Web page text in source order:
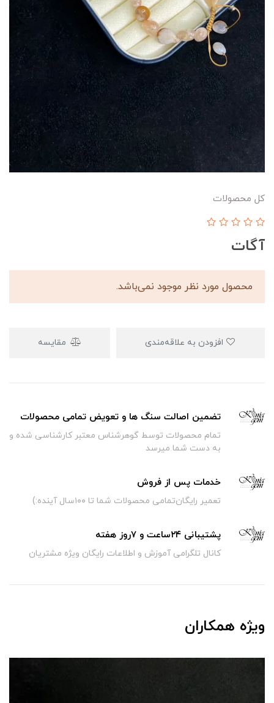
کل محصولات
آگات
محصول مورد نظر موجود نمی‌باشد.
مقایسه
تضمین اصالت سنگ ها و تعویض تمامی محصولات
تمام محصولات توسط گوهرشناس معتبر کارشناسی شده و
به دست شما میرسد
خدمات پس از فروش
تعمیر رایگان‌تمامی محصولات شما تا ۱۰۰سال آینده:)
پشتیبانی ۲۴ساعت و ۷روز هفته
کانال تلگرامی آموزش و اطلاعات رایگان ویژه مشتریان
ویژه همکاران